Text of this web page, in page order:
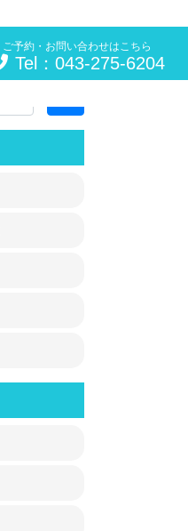
ご予約・お問い合わせはこちら
Tel：043-275-6204